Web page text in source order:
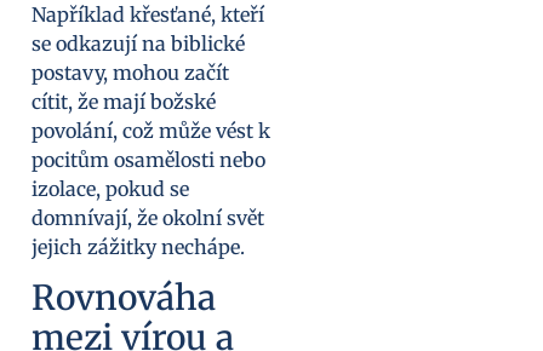
Například křesťané, kteří
se odkazují na biblické
postavy, mohou začít
cítit, že mají božské
povolání, což může vést k
pocitům osamělosti nebo
izolace, pokud se
domnívají, že okolní svět
jejich zážitky nechápe.
Rovnováha
mezi vírou a